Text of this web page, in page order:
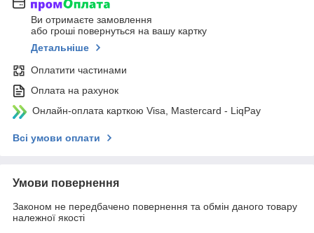
Ви отримаєте замовлення
або гроші повернуться на вашу картку
Детальніше
Оплатити частинами
Оплата на рахунок
Онлайн-оплата карткою Visa, Mastercard - LiqPay
Всі умови оплати
Умови повернення
Законом не передбачено повернення та обмін даного товару
належної якості